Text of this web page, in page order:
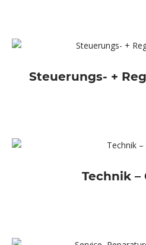
Steuerungs- +
Technik –